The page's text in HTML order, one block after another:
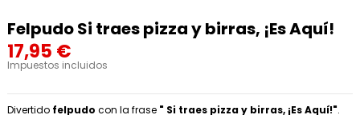
Felpudo Si traes pizza y birras, ¡Es Aquí!
17,95 €
Impuestos incluidos
Divertido felpudo con la frase " Si traes pizza y birras, ¡Es Aquí!".